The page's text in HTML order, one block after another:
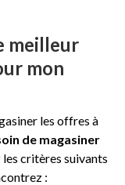
meilleur
mon
les offres à
de magasiner
les critères suivants
: